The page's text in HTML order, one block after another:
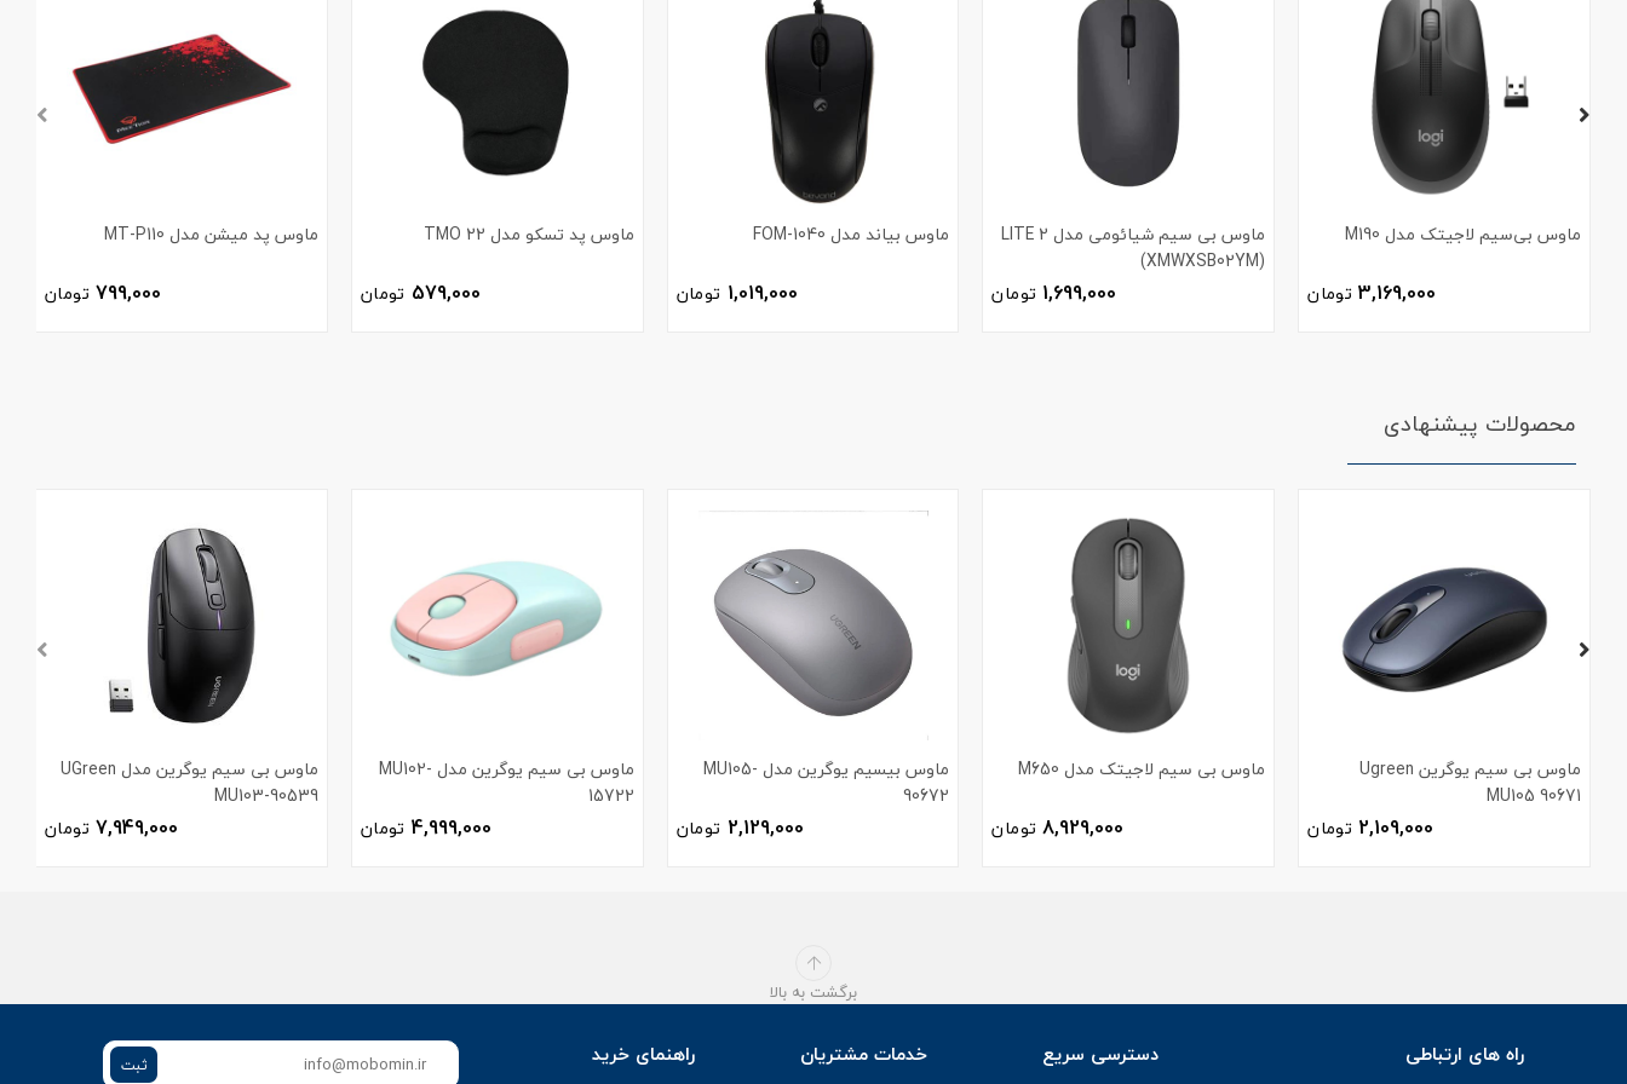
ماوس بی‌سیم لاجیتک مدل M190
3,169,000 تومان
ماوس بی سیم شیائومی مدل LITE 2
(XMWXSB02YM)
1,699,000 تومان
ماوس بیاند مدل FOM-1040
1,019,000 تومان
ماوس پد تسکو مدل TMO 22
579,000 تومان
ماوس پد میشن مدل MT-P110
799,000 تومان
محصولات پیشنهادی
ماوس بی سیم یوگرین Ugreen
MU105 90671
2,109,000 تومان
ماوس بی سیم لاجیتک مدل M650
8,929,000 تومان
ماوس بیسیم یوگرین مدل MU105-
90672
2,129,000 تومان
ماوس بی سیم یوگرین مدل MU102-
15722
4,999,000 تومان
ماوس بی سیم یوگرین مدل UGreen
MU103-90539
7,949,000 تومان
برگشت به بالا
راه های ارتباطی
دسترسی سریع خدمات مشتریان راهنمای خرید ثبت